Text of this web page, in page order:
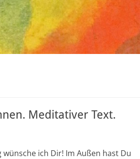
Meditativer Text.
ich Dir! Im Außen hast Du